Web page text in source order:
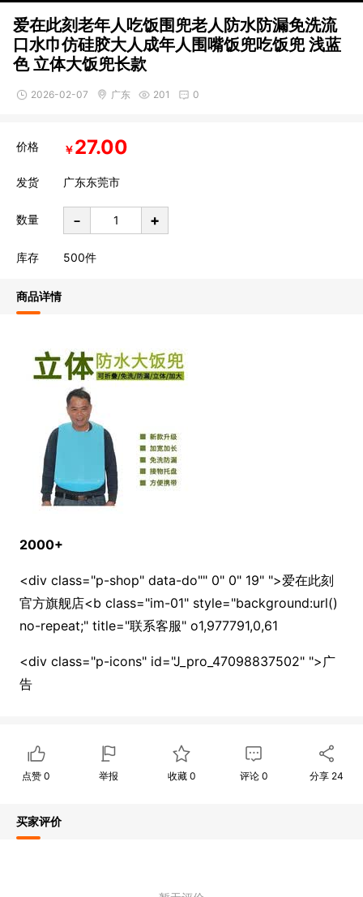
爱在此刻老年人吃饭围兜老人防水防漏免洗流
口水巾仿硅胶大人成年人围嘴饭兜吃饭兜 浅蓝
色 立体大饭兜长款
2026-02-07 广东 201 0
价格 ￥27.00
发货 广东东莞市
数量 - +
库存 500件
商品详情
2000+
<div class="p-shop" data-do"" 0" 0" 19" ">爱在此刻
官方旗舰店<b class="im-01" style="background:url()
no-repeat;" title="联系客服" o1,977791,0,61
<div class="p-icons" id="J_pro_47098837502" ">广
告
点赞0 举报 收藏 0 评论0 分享 24
买家评价